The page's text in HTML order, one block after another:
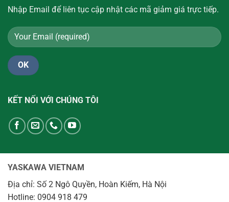
Nhập Email để liên tục cập nhật các mã giảm giá trực tiếp.
KẾT NỐI VỚI CHÚNG TÔI
YASKAWA VIETNAM
Địa chỉ: Số 2 Ngô Quyền, Hoàn Kiếm, Hà Nội
Hotline: 0904 918 479